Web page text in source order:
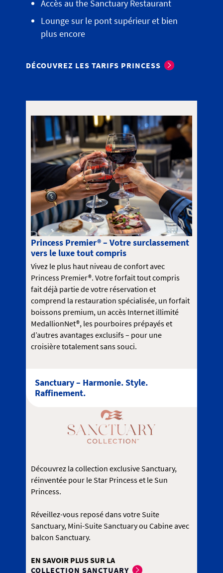
Accès au the Sanctuary Restaurant
Lounge sur le pont supérieur et bien
plus encore
DÉCOUVREZ LES TARIFS PRINCESS
Princess Premier® – Votre surclassement
vers le luxe tout compris
Vivez le plus haut niveau de confort avec
Princess Premier®. Votre forfait tout compris
fait déjà partie de votre réservation et
comprend la restauration spécialisée, un forfait
boissons premium, un accès Internet illimité
MedallionNet®, les pourboires prépayés et
d’autres avantages exclusifs – pour une
croisière totalement sans souci.
Sanctuary – Harmonie. Style.
Raffinement.
Découvrez la collection exclusive Sanctuary,
réinventée pour le Star Princess et le Sun
Princess.
Réveillez-vous reposé dans votre Suite
Sanctuary, Mini-Suite Sanctuary ou Cabine avec
balcon Sanctuary.
EN SAVOIR PLUS SUR LA
COLLECTION SANCTUARY